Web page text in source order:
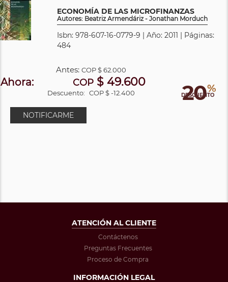
ECONOMÍA DE LAS MICROFINANZAS
Autores: Beatriz Armendáriz - Jonathan Morduch
Isbn: 978-607-16-0779-9 | Año: 2011 | Páginas:
484
20%
DESCUENTO
Antes:COP$ 62.000
Ahora: COP$ 49.600
Descuento: COP $ -12.400
NOTIFICARME
ATENCIÓN AL CLIENTE
Contáctenos
Preguntas Frecuentes
Proceso de Compra
INFORMACIÓN LEGAL